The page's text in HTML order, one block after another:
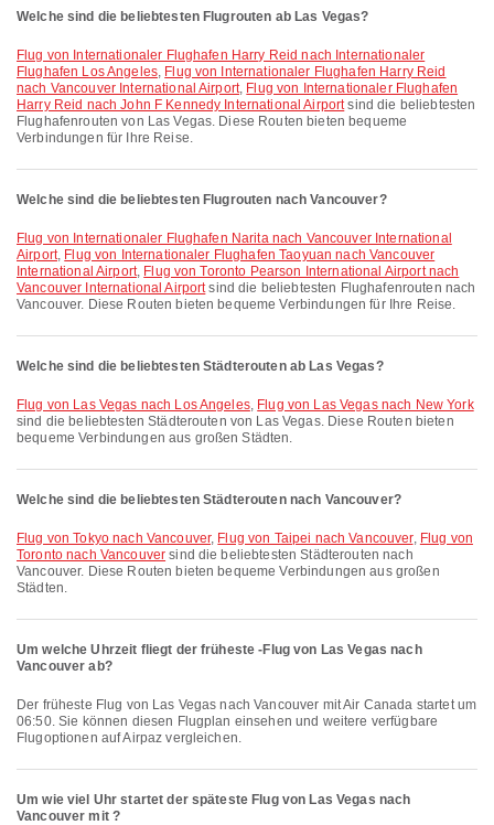
Welche sind die beliebtesten Flugrouten ab Las Vegas?
Flug von Internationaler Flughafen Harry Reid nach Internationaler
Flughafen Los Angeles, Flug von Internationaler Flughafen Harry Reid
nach Vancouver International Airport, Flug von Internationaler Flughafen
Harry Reid nach John F Kennedy International Airportsind die beliebtesten
Flughafenrouten von Las Vegas. Diese Routen bieten bequeme
Verbindungen für Ihre Reise.
Welche sind die beliebtesten Flugrouten nach Vancouver?
Flug von Internationaler Flughafen Narita nach Vancouver International
Airport, Flug von Internationaler Flughafen Taoyuan nach Vancouver
International Airport, Flug von Toronto Pearson International Airport nach
Vancouver International Airportsind die beliebtesten Flughafenrouten nach
Vancouver. Diese Routen bieten bequeme Verbindungen für Ihre Reise.
Welche sind die beliebtesten Städterouten ab Las Vegas?
Flug von Las Vegas nach Los Angeles, Flug von Las Vegas nach New York
sind die beliebtesten Städterouten von Las Vegas. Diese Routen bieten
bequeme Verbindungen aus großen Städten.
Welche sind die beliebtesten Städterouten nach Vancouver?
Flug von Tokyo nach Vancouver, Flug von Taipei nach Vancouver, Flug von
Toronto nach Vancouver sind die beliebtesten Städterouten nach
Vancouver. Diese Routen bieten bequeme Verbindungen aus großen
Städten.
Um welche Uhrzeit fliegt der früheste -Flug von Las Vegas nach
Vancouver ab?
Der früheste Flug von Las Vegas nach Vancouver mit Air Canada startet um
06:50. Sie können diesen Flugplan einsehen und weitere verfügbare
Flugoptionen auf Airpaz vergleichen.
Um wie viel Uhr startet der späteste Flug von Las Vegas nach
Vancouver mit ?